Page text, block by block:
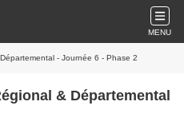
MENU
- Journée 6 - Phase 2
& Départemental